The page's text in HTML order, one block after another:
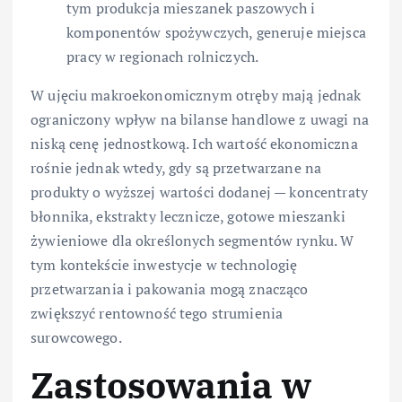
tym produkcja mieszanek paszowych i
komponentów spożywczych, generuje miejsca
pracy w regionach rolniczych.
W ujęciu makroekonomicznym otręby mają jednak
ograniczony wpływ na bilanse handlowe z uwagi na
niską cenę jednostkową. Ich wartość ekonomiczna
rośnie jednak wtedy, gdy są przetwarzane na
produkty o wyższej wartości dodanej — koncentraty
błonnika, ekstrakty lecznicze, gotowe mieszanki
żywieniowe dla określonych segmentów rynku. W
tym kontekście inwestycje w technologię
przetwarzania i pakowania mogą znacząco
zwiększyć rentowność tego strumienia
surowcowego.
Zastosowania w